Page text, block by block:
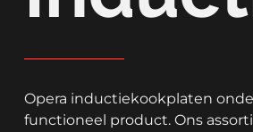
Opera inductiekookplaten
functioneel product. Ons